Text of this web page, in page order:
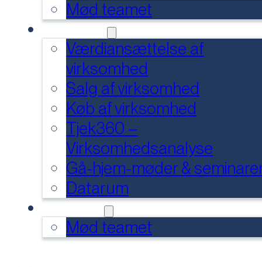
Mød teamet
Værdiansættelse af
virksomhed
Salg af virksomhed
Køb af virksomhed
Tjek360 –
Virksomhedsanalyse
Gå-hjem-møder &
Datarum
Mød teamet